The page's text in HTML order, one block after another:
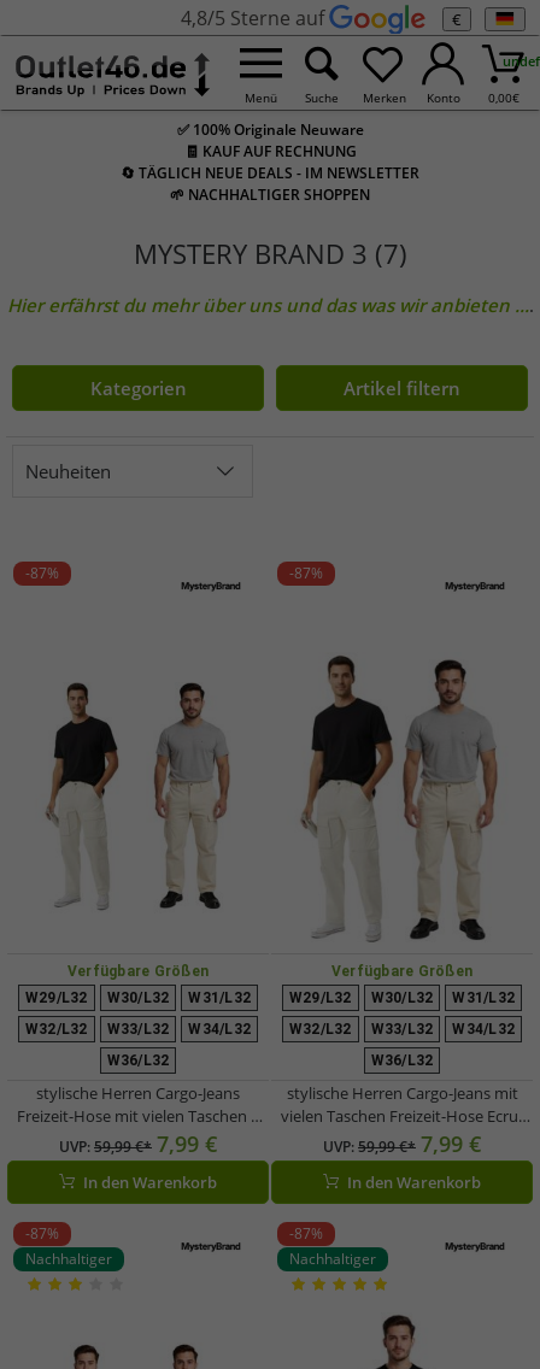
4,8/5 Sterne auf €
Menü Suche Merken Konto 0,00€
✅ 100% Originale Neuware
🧾 KAUF AUF RECHNUNG
🔄 TÄGLICH NEUE DEALS - IM NEWSLETTER
🌱 NACHHALTIGER SHOPPEN
MYSTERY BRAND 3 (7)
Hier erfährst du mehr über uns und das was wir anbieten ....
Kategorien Artikel filtern
Neuheiten
-87%
Verfügbare Größen
W29/L32
W30/L32
W31/L32
W32/L32
W33/L32
W34/L32
W36/L32
stylische Herren Cargo-Jeans
Freizeit-Hose mit vielen Taschen 4
Pocket Style oder 2 Pocket Style
Beige
UVP:59,99 €* 7,99 €
In den Warenkorb
-87%
Verfügbare Größen
W29/L32
W30/L32
W31/L32
W32/L32
W33/L32
W34/L32
W36/L32
stylische Herren Cargo-Jeans mit
vielen Taschen Freizeit-Hose Ecru-
Weiß/Beige mit 4 oder 2 Cargo-
Taschen
UVP:59,99 €* 7,99 €
In den Warenkorb
-87%
Nachhaltiger
-87%
Nachhaltiger